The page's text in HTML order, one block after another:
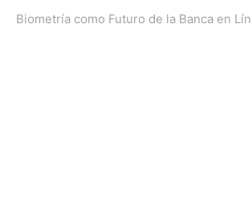
Biometría como Futuro de la Banca en